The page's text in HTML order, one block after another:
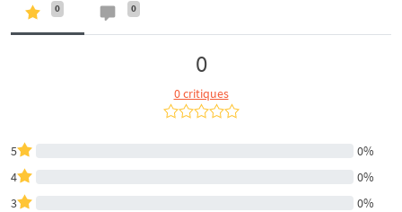
0 0
0
0 critiques
5
0%
4
0%
3
0%